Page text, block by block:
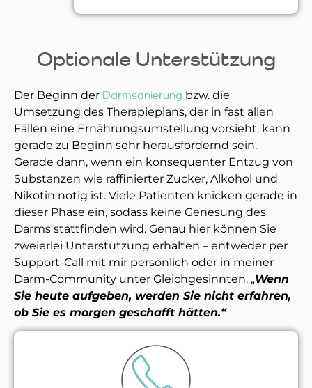
Optionale Unterstützung
Der Beginn der Darmsanierung bzw. die
Umsetzung des Therapieplans, der in fast allen
Fällen eine Ernährungsumstellung vorsieht, kann
gerade zu Beginn sehr herausfordernd sein.
Gerade dann, wenn ein konsequenter Entzug von
Substanzen wie raffinierter Zucker, Alkohol und
Nikotin nötig ist. Viele Patienten knicken gerade in
dieser Phase ein, sodass keine Genesung des
Darms stattfinden wird. Genau hier können Sie
zweierlei Unterstützung erhalten – entweder per
Support-Call mit mir persönlich oder in meiner
Darm-Community unter Gleichgesinnten. „Wenn
Sie heute aufgeben, werden Sie nicht erfahren,
ob Sie es morgen geschafft hätten.“